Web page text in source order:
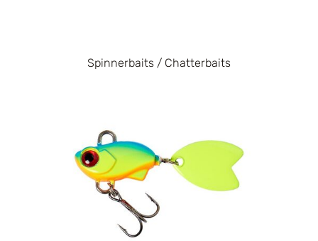
Spinnerbaits / Chatterbaits